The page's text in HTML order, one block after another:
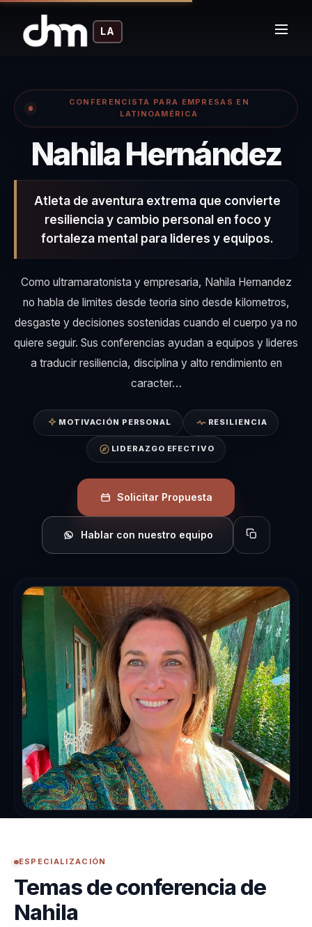
LA
CONFERENCISTA PARA EMPRESAS EN
LATINOAMÉRICA
Nahila Hernández–
Atleta de aventura extrema que convierte
resiliencia y cambio personal en foco y
fortaleza mental para lideres y equipos.
Como ultramaratonista y empresaria, Nahila Hernandez
no habla de limites desde teoria sino desde kilometros,
desgaste y decisiones sostenidas cuando el cuerpo ya no
quiere seguir. Sus conferencias ayudan a equipos y lideres
a traducir resiliencia, disciplina y alto rendimiento en
caracter…
MOTIVACIÓN PERSONAL RESILIENCIA
LIDERAZGO EFECTIVO
Solicitar Propuesta
Hablar con nuestro equipo Copiar perfil
ESPECIALIZACIÓN
Temas de conferencia de
Nahila